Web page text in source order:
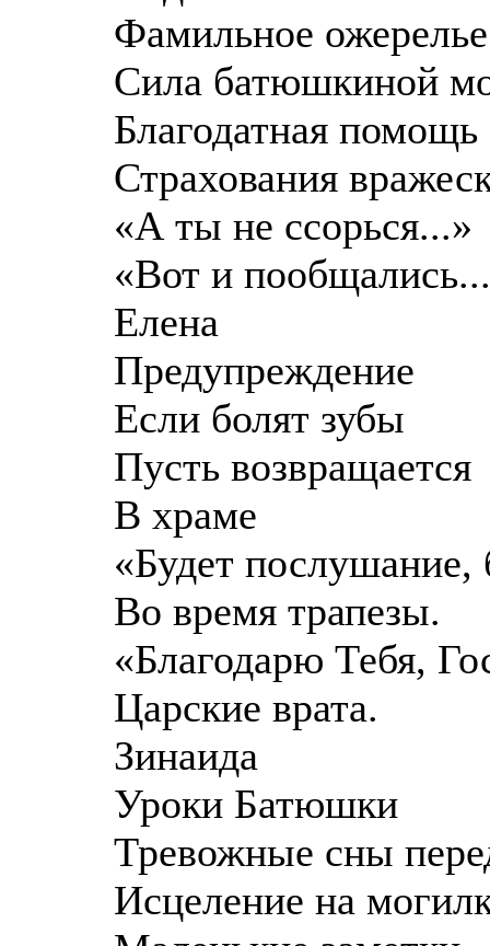
Фамильное ожерелье
Сила батюшкиной
Благодатная
Страхования
«А ты не ссорься...»
«Вот и
Елена
Предупреждение
Если болят зубы
Пусть возвращается
В храме
«Будет послушание,
Во время трапезы.
«Благодарю Тебя,
Царские врата.
Зинаида
Уроки Батюшки
Тревожные сны
Исцеление на